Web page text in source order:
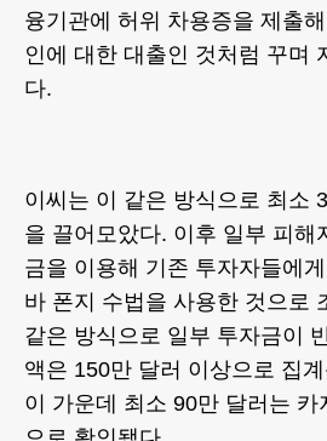
융기관에 허위 차용증을 제출
인에 대한 대출인 것처럼 꾸며
다.
이씨는 이 같은 방식으로 최소
을 끌어모았다. 이후 일부 피해
금을 이용해 기존 투자자들에
바 폰지 수법을 사용한 것으로
같은 방식으로 일부 투자금이
액은 150만 달러 이상으로 집
이 가운데 최소 90만 달러는 카